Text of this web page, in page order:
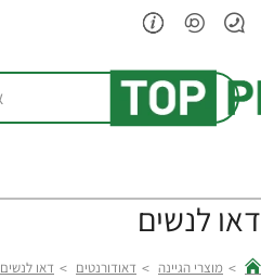
מחפש
דאו לנשים
מוצרי הגיינה דאודורנטים דאו לנשים